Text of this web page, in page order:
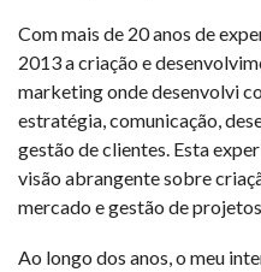
Com mais de 20 anos de
2013 a criação e
marketing onde desenvolvi
estratégia, comunicação,
gestão de clientes. Esta
visão abrangente sobre
mercado e gestão de projetos.
Ao longo dos anos, o meu